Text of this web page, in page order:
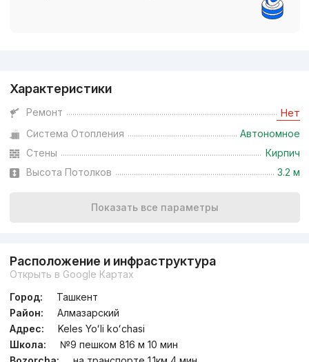
Характеристики
Ремонт Нет
Система Отопления
Автономное
Стены
Кирпич
Высота Потолков
3.2 м
Показать все параметры
Расположение и инфраструктура
Открыть в Google Картах
Город:
Ташкент
Район:
Алмазарский
Адрес:
Keles Yoʻli koʻchasi
Школа:
№9 пешком 816 м 10 мин